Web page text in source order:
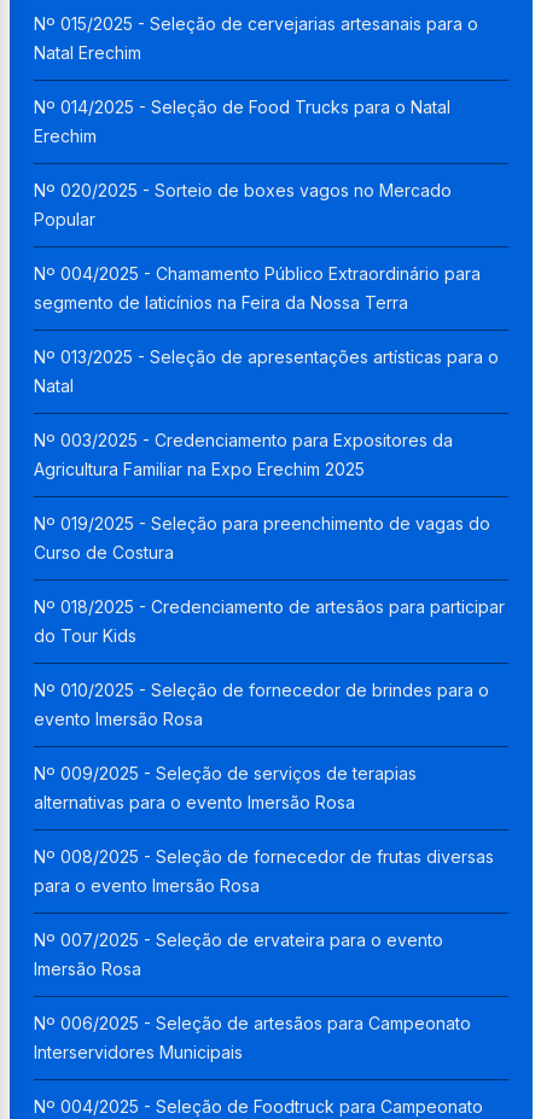
Nº 015/2025 - Seleção de cervejarias artesanais para o
Natal Erechim
Nº 014/2025 - Seleção de Food Trucks para o Natal
Erechim
Nº 020/2025 - Sorteio de boxes vagos no Mercado
Popular
Nº 004/2025 - Chamamento Público Extraordinário para
segmento de laticínios na Feira da Nossa Terra
Nº 013/2025 - Seleção de apresentações artísticas para o
Natal
Nº 003/2025 - Credenciamento para Expositores da
Agricultura Familiar na Expo Erechim 2025
Nº 019/2025 - Seleção para preenchimento de vagas do
Curso de Costura
Nº 018/2025 - Credenciamento de artesãos para participar
do Tour Kids
Nº 010/2025 - Seleção de fornecedor de brindes para o
evento Imersão Rosa
Nº 009/2025 - Seleção de serviços de terapias
alternativas para o evento Imersão Rosa
Nº 008/2025 - Seleção de fornecedor de frutas diversas
para o evento Imersão Rosa
Nº 007/2025 - Seleção de ervateira para o evento
Imersão Rosa
Nº 006/2025 - Seleção de artesãos para Campeonato
Interservidores Municipais
Nº 004/2025 - Seleção de Foodtruck para Campeonato